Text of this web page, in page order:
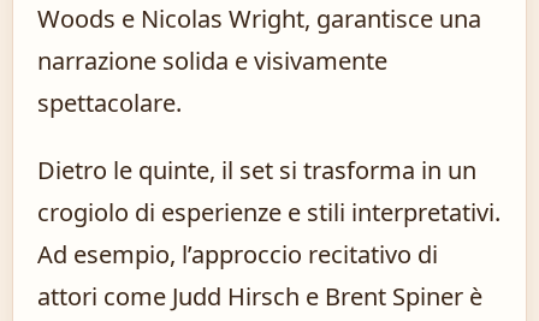
Woods e Nicolas Wright, garantisce una
narrazione solida e visivamente
spettacolare.
Dietro le quinte, il set si trasforma in un
crogiolo di esperienze e stili interpretativi.
Ad esempio, l’approccio recitativo di
attori come Judd Hirsch e Brent Spiner è